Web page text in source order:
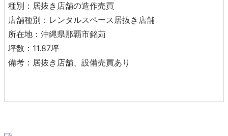
種別：居抜き店舗の造作売買
店舗種別：レンタルスペース居抜き店舗
所在地：沖縄県那覇市銘苅
坪数：11.87坪
備考：居抜き店舗、設備売買あり